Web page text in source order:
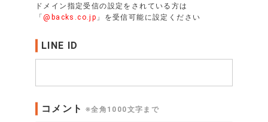
ドメイン指定受信の設定をされている方は
「@backs.co.jp 」を受信可能に設定ください
LINE ID
コメント ※全角1000文字まで